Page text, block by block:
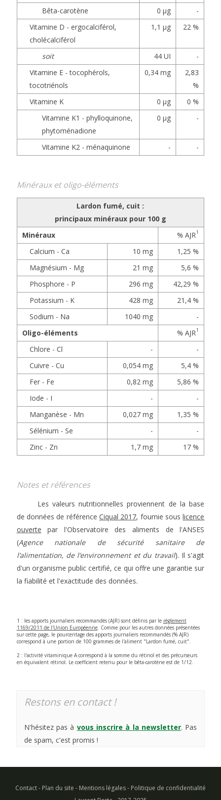
Bêta-carotène
0 µg
-
Vitamine D - ergocalciférol,
cholécalciférol
1,1 µg 22 %
soit 44 UI
-
Vitamine E - tocophérols,
tocotriénols
0,34 mg
2,83
%
Vitamine K
0 µg
0 %
Vitamine K1 - phylloquinone,
phytoménadione
0 µg -
Vitamine K2 - ménaquinone - -
Minéraux et oligo-éléments
Lardon fumé, cuit :
principaux minéraux pour 100 g
Minéraux
% AJR1
Calcium - Ca 10 mg
1,25 %
Magnésium - Mg
21 mg
5,6 %
Phosphore - P
296 mg
42,29 %
Potassium - K
428 mg
21,4 %
Sodium - Na
1040 mg
-
Oligo-éléments
% AJR1
Chlore - Cl -
-
Cuivre - Cu
0,054 mg
5,4 %
Fer - Fe
0,82 mg
5,86 %
Iode - I
-
-
Manganèse - Mn
0,027 mg
1,35 %
Sélénium - Se
-
-
Zinc - Zn
1,7 mg 17 %
Notes et références
Les valeurs nutritionnelles proviennent de la base
de données de référence Ciqual 2017, fournie souslicence
ouverte par l'Observatoire des aliments de l'ANSES
(Agence nationale de sécurité sanitaire de
l’alimentation, de l’environnement et du travail). Il s'agit
d'un organisme public certifié, ce qui offre une garantie sur
la fiabilité et l'exactitude des données.
1 : les apports journaliers recommandés (AJR) sont définis par le règlement
1169/2011 de l'Union Européenne. Comme pour les autres données présentées
sur cette page, le pourcentage des apports journaliers recommandés (% AJR)
correspond à une portion de 100 grammes de l'aliment "Lardon fumé, cuit".
2 : l'activité vitaminique A correspond à la somme du rétinol et des précurseurs
en équivalent rétinol. Le coefficient retenu pour le bêta-carotène est de 1/12.
Restons en contact !
N'hésitez pas à vous inscrire à la newsletter. Pas
de spam, c'est promis !
Contact- Plan du site - Mentions légales- Politique de confidentialité